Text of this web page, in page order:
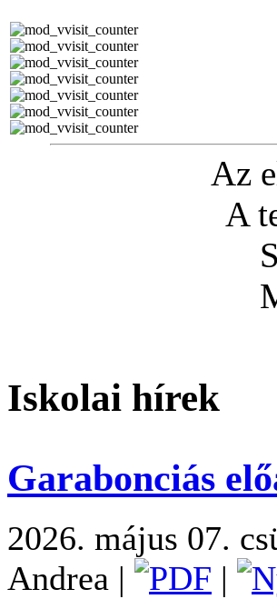
Az
A
Iskolai hírek
Garabonciás
2026. május 07.
Andrea | |